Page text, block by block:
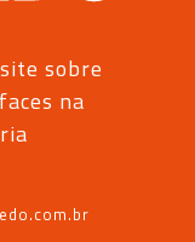
sobre
na